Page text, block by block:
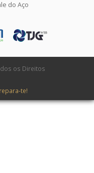
do Aço
os Direitos
te!